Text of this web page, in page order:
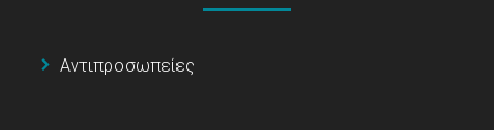
Αντιπροσωπείες